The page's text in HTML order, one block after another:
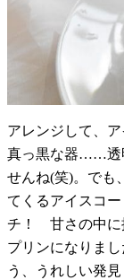
アレンジして、
真っ黒な器……透
せんね(笑)。でも
てくるアイスコ
チ！ 甘さの中に
プリンになりま
う、うれしい発見